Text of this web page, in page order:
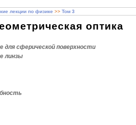
лекции по физике >> Том 3
оптика
для сферической поверхности
линзы